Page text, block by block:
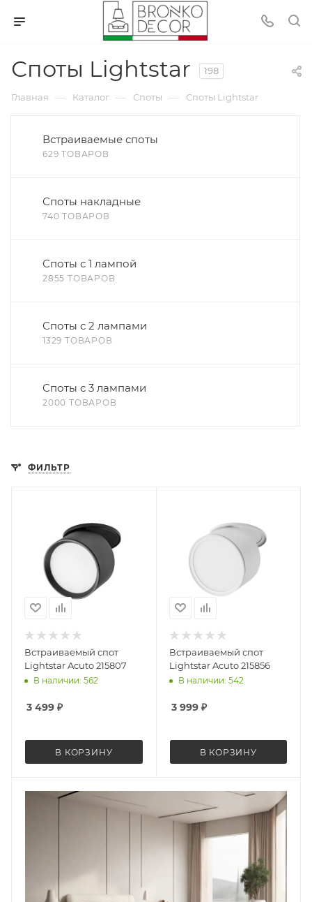
Споты Lightstar 198
Главная — Каталог — Споты — Споты Lightstar
Встраиваемые споты
629 ТОВАРОВ
Споты накладные
740 ТОВАРОВ
Споты с 1 лампой
2855 ТОВАРОВ
Споты с 2 лампами
1329 ТОВАРОВ
Споты с 3 лампами
2000 ТОВАРОВ
ФИЛЬТР
Встраиваемый спот
Lightstar Acuto 215807
В наличии: 562
3 499 ₽
В КОРЗИНУ
Встраиваемый спот
Lightstar Acuto 215856
В наличии: 542
3 999₽
В КОРЗИНУ